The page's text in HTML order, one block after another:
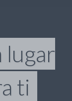
lugar
ti